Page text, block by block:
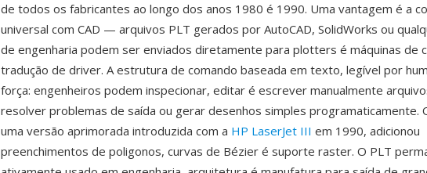
de todos os fabricantes ao longo dos anos 1980 é 1990. Uma vantagem é a
universal com CAD — arquivos PLT gerados por AutoCAD, SolidWorks ou
de engenharia podem ser enviados diretamente para plotters é máquinas de
tradução de driver. A estrutura de comando baseada em texto, legível por
força: engenheiros podem inspecionar, editar é escrever manualmente
resolver problemas de saída ou gerar desenhos simples programaticamente.
uma versão aprimorada introduzida com a HP LaserJet III em 1990, adicionou
preenchimentos de poligonos, curvas de Bézier é suporte raster. O PLT